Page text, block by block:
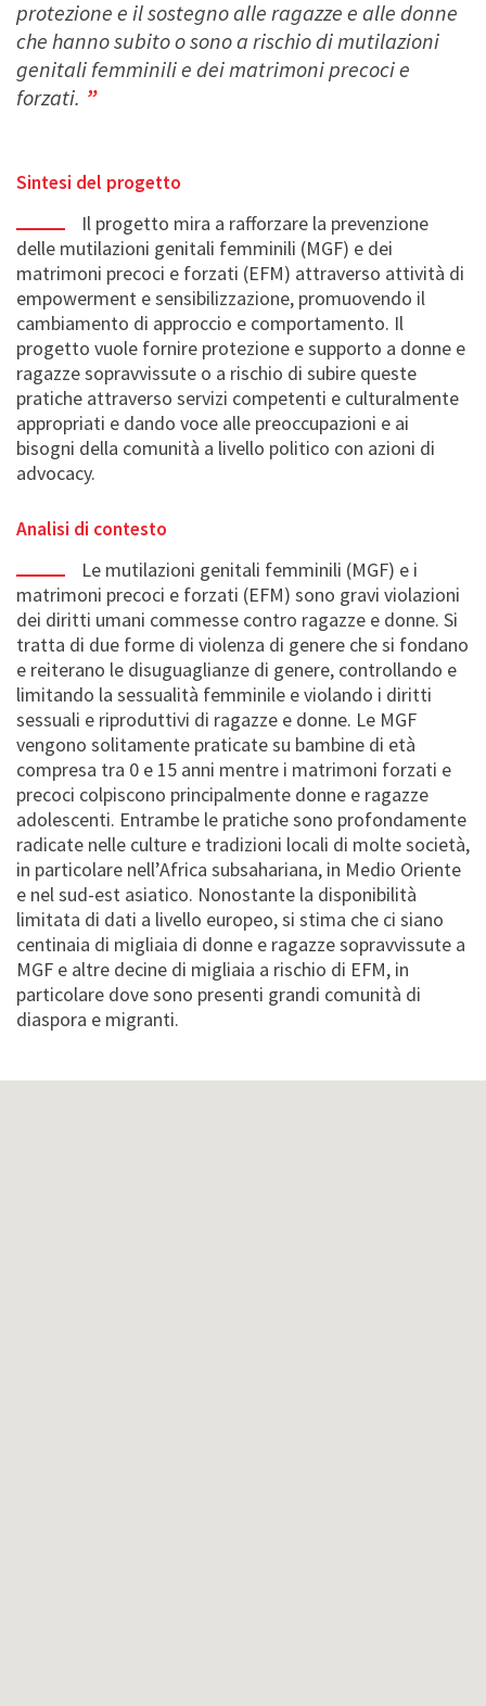
protezione e il sostegno alle ragazze e alle donne
che hanno subito o sono a rischio di mutilazioni
genitali femminili e dei matrimoni precoci e
forzati.
Sintesi del progetto
Il progetto mira a rafforzare la prevenzione
delle mutilazioni genitali femminili (MGF) e dei
matrimoni precoci e forzati (EFM) attraverso attività di
empowerment e sensibilizzazione, promuovendo il
cambiamento di approccio e comportamento. Il
progetto vuole fornire protezione e supporto a donne e
ragazzesopravvissute o a rischio di subire queste
pratiche attraverso servizi competenti e culturalmente
appropriati e dando voce alle preoccupazioni e ai
bisogni della comunità a livello politico con azioni di
advocacy.
Analisi di contesto
Le mutilazioni genitali femminili (MGF) e i
matrimoni precoci e forzati (EFM) sono gravi violazioni
dei diritti umani commesse contro ragazze e donne. Si
tratta di due forme di violenza di genere che si fondano
e reiterano le disuguaglianze di genere, controllando e
limitando la sessualità femminile e violando i diritti
sessuali e riproduttivi di ragazze e donne. Le MGF
vengono solitamente praticatesu bambine di età
compresa tra 0 e 15 anni mentre i matrimoni forzati e
precoci colpiscono principalmente donne e ragazze
adolescenti. Entrambe le pratiche sono profondamente
radicate nelle culture e tradizioni locali di molte società,
in particolare nell’Africa subsahariana, in Medio Oriente
e nel sud-est asiatico. Nonostante la disponibilità
limitata di dati a livello europeo, si stima che ci siano
centinaia di migliaia di donne e ragazze sopravvissute a
MGF e altre decine di migliaia a rischio di EFM, in
particolare dove sono presenti grandi comunità di
diaspora e migranti.